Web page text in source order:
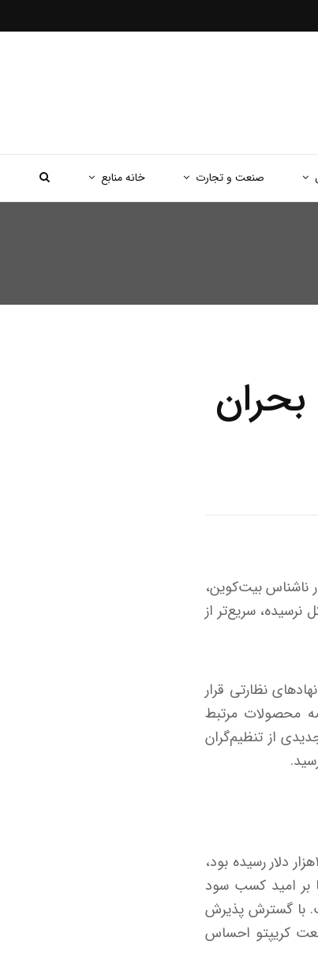
صنعت و تجارت خانه منابع
ناشناس بیت‌کوین،
سریع‌تر از
نظارتی قرار
محصولات مرتبط
از تنظیم‌گران
اما همین پیروزی‌ها اکنون به چالش تبدیل شده‌اند. قیمت بیت‌کوین که در اوایل اکتبر به حدود ۱۲۶هزار دلار رسیده بود،
تنها بر امید کسب سود
با گسترش پذیرش
صنعت کریپتو احساس